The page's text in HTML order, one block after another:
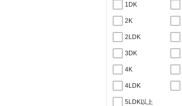
1DK
2K
2LDK
3DK
4K
4LDK
5LDK以上